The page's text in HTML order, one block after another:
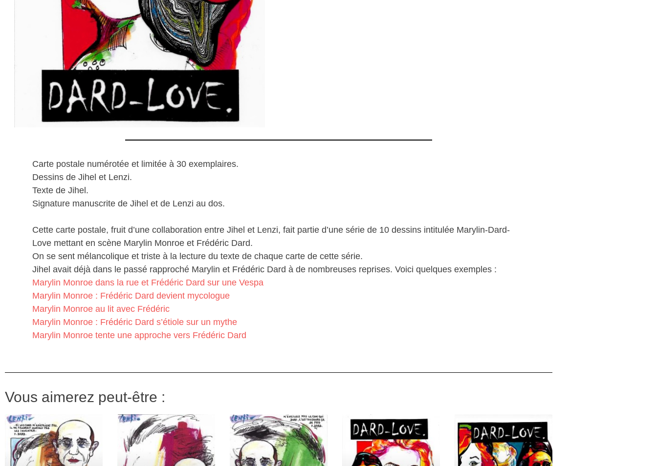
Carte postale numérotée et limitée à 30 exemplaires.
Dessins de Jihel et Lenzi.
Texte de Jihel.
Signature manuscrite de Jihel et de Lenzi au dos.
Cette carte postale, fruit d’une collaboration entre Jihel et Lenzi, fait partie d’une série de 10 dessins intitulée Marylin-Dard-
Love mettant en scène Marylin Monroe et Frédéric Dard.
On se sent mélancolique et triste à la lecture du texte de chaque carte de cette série.
Jihel avait déjà dans le passé rapproché Marylin et Frédéric Dard à de nombreuses reprises. Voici quelques exemples :
Marylin Monroe dans la rue et Frédéric Dard sur une Vespa
Marylin Monroe : Frédéric Dard devient mycologue
Marylin Monroe au lit avec Frédéric
Marylin Monroe : Frédéric Dard s’étiole sur un mythe
Marylin Monroe tente une approche vers Frédéric Dard
Vous aimerez peut-être :